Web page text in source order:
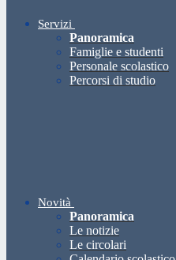
Servizi
Panoramica
Famiglie e studenti
Personale scolastico
Percorsi di studio
Novità
Panoramica
Le notizie
Le circolari